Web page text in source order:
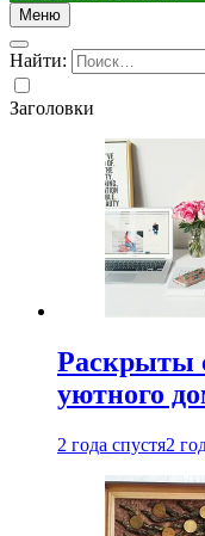
Меню
Найти:
Заголовки
Раскрыты
уютного
2 года спустя2